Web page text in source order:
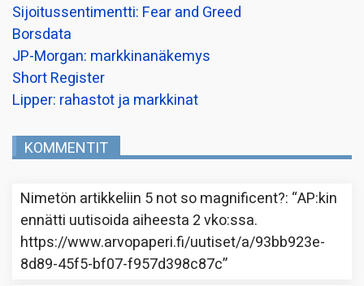
Sijoitussentimentti: Fear and Greed
Borsdata
JP-Morgan: markkinanäkemys
Short Register
Lipper: rahastot ja markkinat
KOMMENTIT
Nimetön artikkeliin 5 not so magnificent?: “AP:kin
ennätti uutisoida aiheesta 2 vko:ssa.
https://www.arvopaperi.fi/uutiset/a/93bb923e-
8d89-45f5-bf07-f957d398c87c”